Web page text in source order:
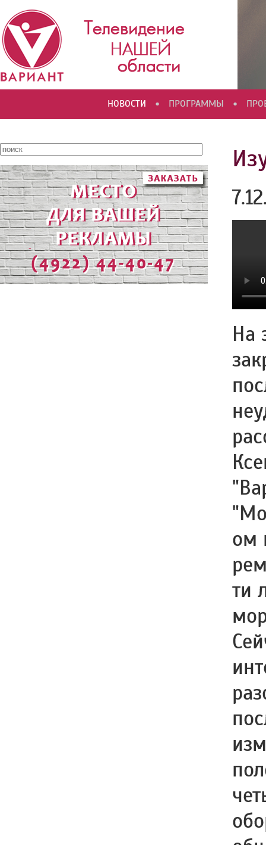
НОВОСТИ • ПРОГРАММЫ •
На
ом
ти